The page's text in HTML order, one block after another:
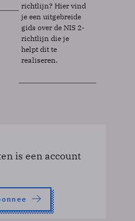
richtlijn? Hier vind
je een uitgebreide
gids over de NIS 2-
richtlijn die je
helpt dit te
realiseren.
is een account